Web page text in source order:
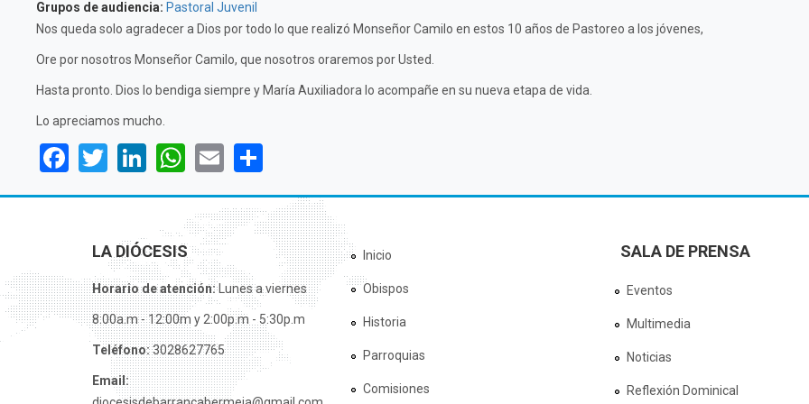
Grupos de audiencia: Pastoral Juvenil
Nos queda solo agradecer a Dios por todo lo que realizó Monseñor Camilo en estos 10 años de Pastoreo a los jóvenes,
Ore por nosotros Monseñor Camilo, que nosotros oraremos por Usted.
Hasta pronto. Dios lo bendiga siempre y María Auxiliadora lo acompañe en su nueva etapa de vida.
Lo apreciamos mucho.
Facebook
TwitterLinkedIn
WhatsApp
Email
LA DIÓCESIS
Horario de atención:Lunes a viernes
8:00a.m - 12:00m y 2:00p.m - 5:30p.m
Teléfono:3028627765
Email:
Inicio
Obispos
Historia
Parroquias
Comisiones
SALA DE PRENSA
Eventos
Multimedia
Noticias
Reflexión Dominical